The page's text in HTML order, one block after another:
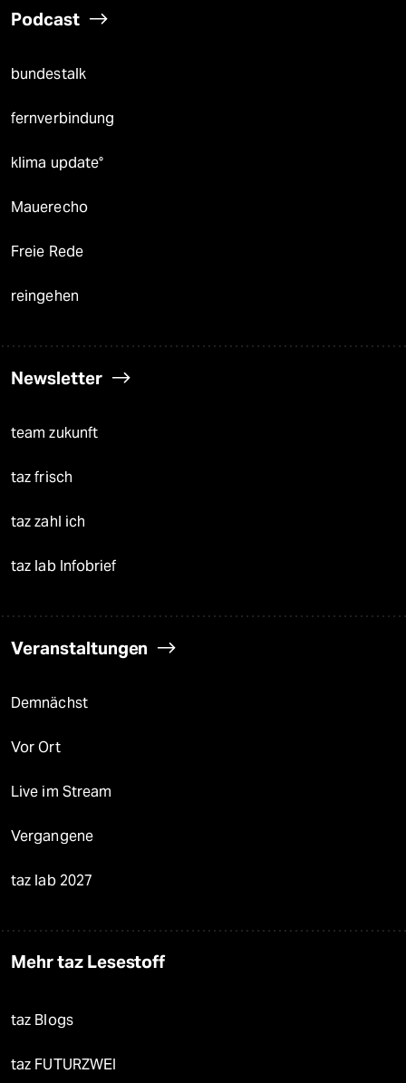
Podcast
bundestalk
fernverbindung
klima update°
Mauerecho
Freie Rede
reingehen
Newsletter
team zukunft
taz frisch
taz zahl ich
taz lab Infobrief
Veranstaltungen
Demnächst
Vor Ort
Live im Stream
Vergangene
taz lab 2027
Mehr taz Lesestoff
taz Blogs
taz FUTURZWEI